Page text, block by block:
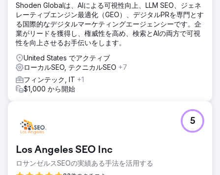
Shoden Globalは、AIによる可視性向上、LLM SEO、ジェネ
レーティブエンジン最適化（GEO）、デジタルPRを専門とす
る国際的なデジタルマーケティングエージェンシーです。企
業がリードを獲得し、権威性を高め、検索とAIの両方で可視
性を向上させるお手伝いをします。
United States でアクティブ
ローカルSEO, テクニカルSEO +7
フィンテック, IT +1
$1,000 から開始
Los Angeles SEO Inc
ロサンゼルスSEOの実績ある手法を活用する
5